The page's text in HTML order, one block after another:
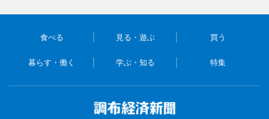
食べる 見る・遊ぶ 買う
暮らす・働く 学ぶ・知る 特集